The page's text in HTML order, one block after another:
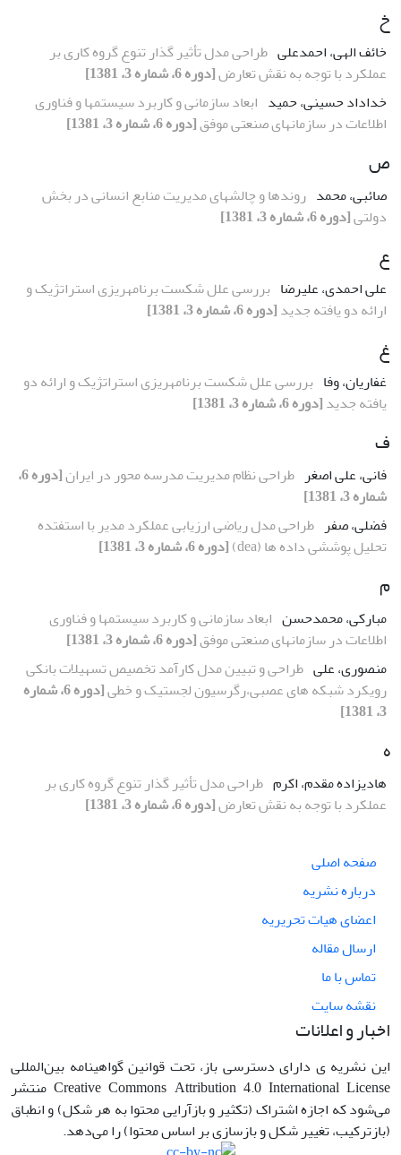
خ
خائف الهی، احمدعلی طراحی مدل تأثیر گذار تنوع گروه کاری بر
عملکرد با توجه به نقش تعارض[دوره 6، شماره 3، 1381]
خداداد حسینی، حمید ابعاد سازمانی و کاربرد سیستمها و فناوری
اطلاعات در سازمانهای صنعتی موفق[دوره 6، شماره 3، 1381]
ص
صائبی، محمد روندها و چالشهای مدیریت منابع انسانی در بخش
دولتی[دوره 6، شماره 3، 1381]
ع
علی احمدی، علیرضا بررسی علل شکست برنامهریزی استراتژیک و
ارائه دو یافته جدید[دوره 6، شماره 3، 1381]
غ
غفاریان، وفا بررسی علل شکست برنامهریزی استراتژیک و ارائه دو
یافته جدید[دوره 6، شماره 3، 1381]
ف
فانی، علی اصغر طراحی نظام مدیریت مدرسه محور در ایران
[دوره 6،
شماره 3، 1381]
فضلی، صفر طراحی مدل ریاضی ارزیابی عملکرد مدیر با استفتده
تحلیل پوششی داده ها (dea)
[دوره 6، شماره 3، 1381]
م
مبارکی، محمدحسن ابعاد سازمانی و کاربرد سیستمها و فناوری
اطلاعات در سازمانهای صنعتی موفق[دوره 6، شماره 3، 1381]
منصوری، علی طراحی و تبیین مدل کارآمد تخصیص تسهیلات بانکی
رویکرد شبکه های عصبی،رگرسیون لجستیک و خطی
[دوره 6، شماره
3، 1381]
ه
هادیزاده مقدم، اکرم طراحی مدل تأثیر گذار تنوع گروه کاری بر
عملکرد با توجه به نقش تعارض[دوره 6، شماره 3، 1381]
صفحه اصلی
درباره نشریه
اعضای هیات تحریریه
ارسال مقاله
تماس با ما
نقشه سایت
اخبار و اعلانات
این نشریه ی دارای دسترسی باز، تحت قوانین گواهینامه بین‌المللی
Creative Commons Attribution 4.0 International License منتشر
می‌شود که اجازه اشتراک (تکثیر و بازآرایی محتوا به هر شکل) و انطباق
(بازترکیب، تغییر شکل و بازسازی بر اساس محتوا) را می‌دهد.